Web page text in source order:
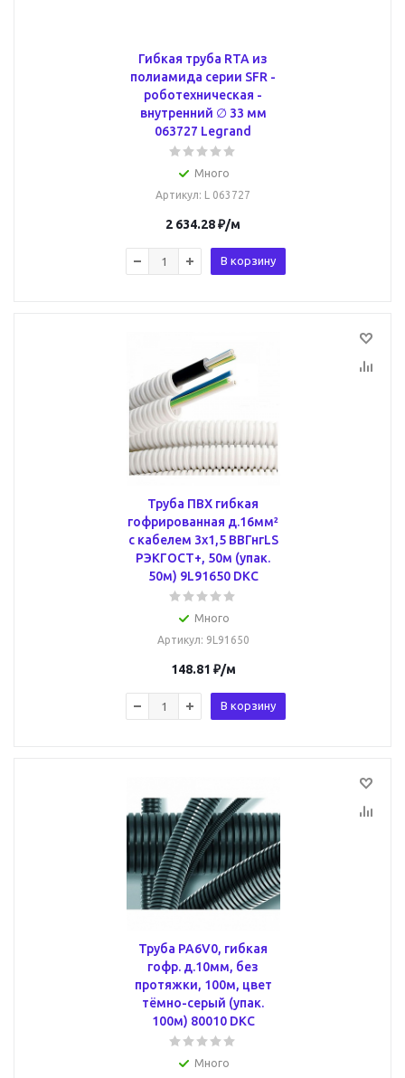
Гибкая труба RTA из
полиамида серии SFR -
роботехническая -
внутренний ∅ 33 мм
063727 Legrand
Много
Артикул: L 063727
2 634.28₽/м
В корзину
Труба ПВХ гибкая
гофрированная д.16мм²
с кабелем 3х1,5 ВВГнгLS
РЭКГОСТ+, 50м (упак.
50м) 9L91650 DKC
Много
Артикул: 9L91650
148.81 ₽/м
В корзину
Труба PA6V0, гибкая
гофр. д.10мм, без
протяжки, 100м, цвет
тёмно-серый (упак.
100м) 80010 DKC
Много